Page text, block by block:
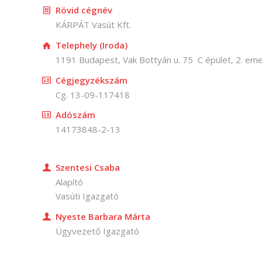
Rövid cégnév
KÁRPÁT Vasút Kft.
Telephely (Iroda)
1191 Budapest, Vak Bottyán u. 75 C épület, 2.
Cégjegyzékszám
Cg. 13-09-117418
Adószám
14173848-2-13
Szentesi Csaba
Alapító
Vasúti Igazgató
Nyeste Barbara Márta
Ügyvezető Igazgató